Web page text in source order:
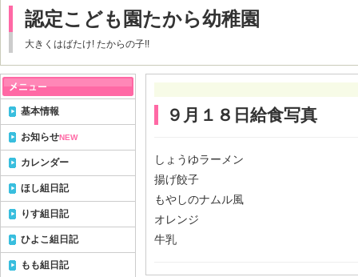
認定こども園たから幼稚園
大きくはばたけ! たからの子!!
９月１８日給食写真
しょうゆラーメン
揚げ餃子
もやしのナムル風
オレンジ
牛乳
基本情報
お知らせNEW
カレンダー
ほし組日記
りす組日記
ひよこ組日記
もも組日記